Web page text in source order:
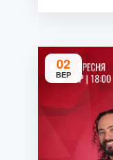
02
ВЕР